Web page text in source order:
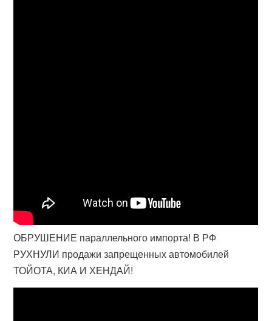
ОБРУШЕНИЕ параллельного импорта! В РФ
РУХНУЛИ продажи запрещенных автомобилей
ТОЙОТА, КИА И ХЕНДАЙ!